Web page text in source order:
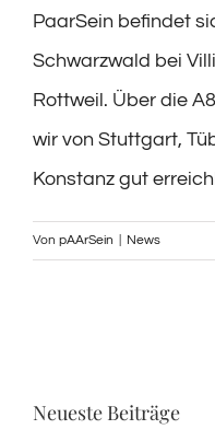
PaarSein befindet
Schwarzwald bei
Rottweil. Über die
wir von Stuttgart,
Konstanz gut
Von pAArSein News
Neueste Beiträge